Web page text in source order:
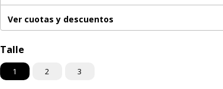
Ver cuotas y descuentos
Talle
1 2 3